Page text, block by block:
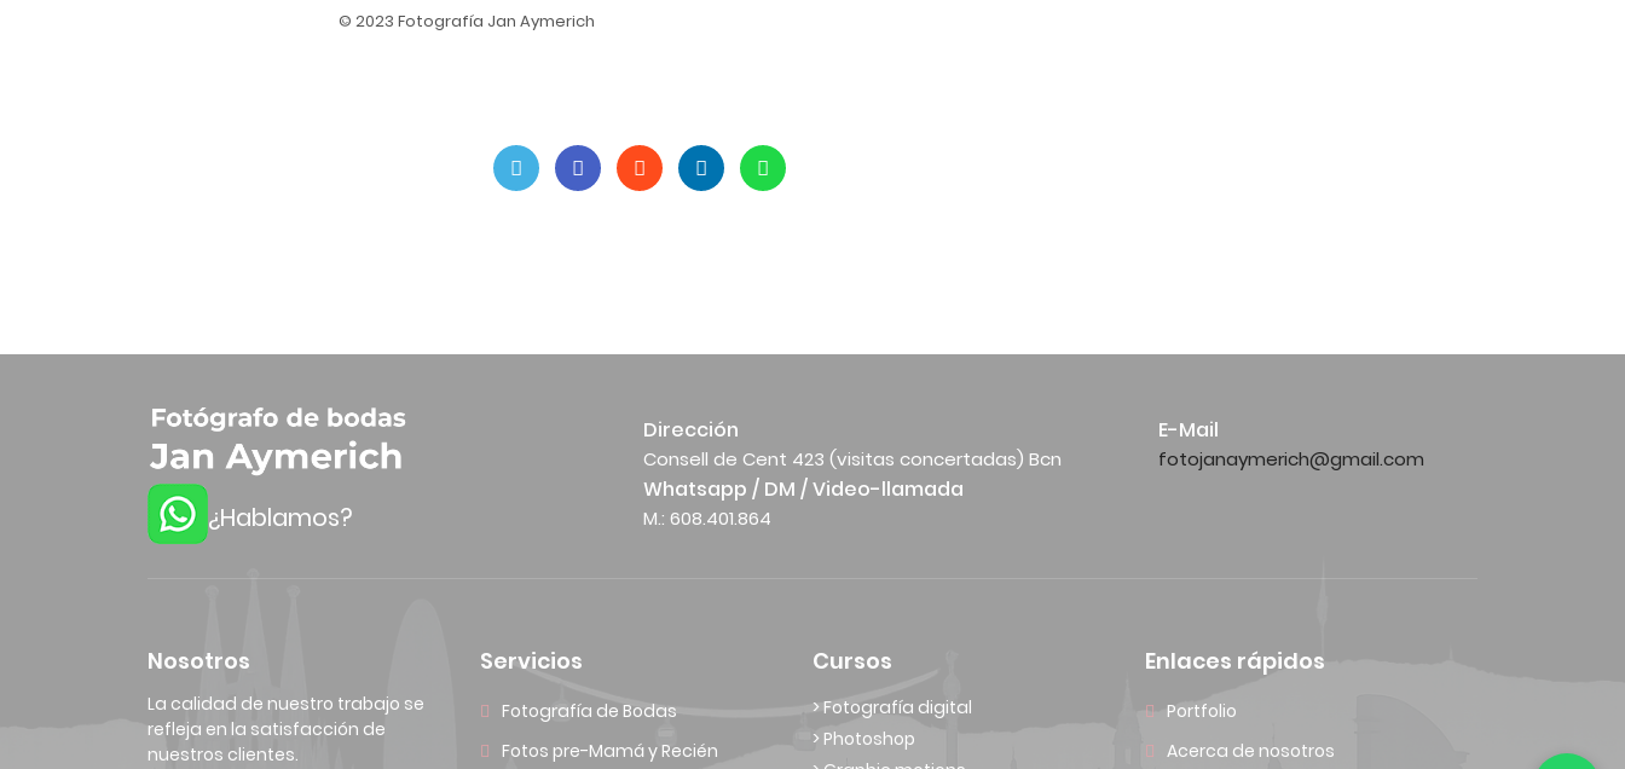
© 2023 Fotografía Jan Aymerich
¿Hablamos?
Dirección
Consell de Cent 423 (visitas concertadas) Bcn
E-Mail
fotojanaymerich@gmail.com
Whatsapp / DM / Video-llamada
M.: 608.401.864
Nosotros
La calidad de nuestro trabajo se
refleja en la satisfacción de
nuestros clientes.
Servicios
Fotografía de Bodas
Fotos pre-Mamá y Recién
Cursos
> Fotografía digital
> Photoshop
Enlaces rápidos
Portfolio
Acerca de nosotros